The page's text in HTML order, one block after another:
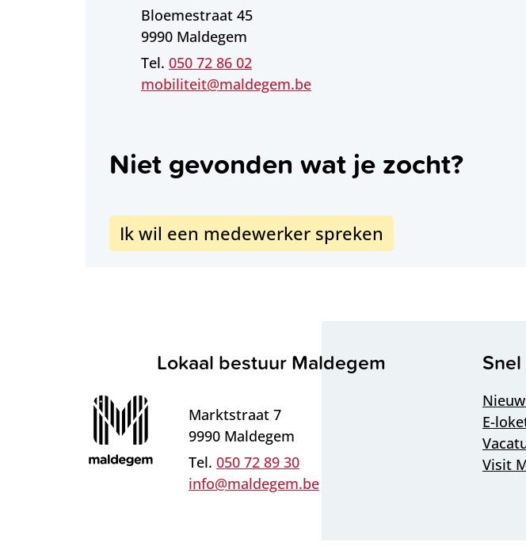
AdresBloemestraat 45
,9990 Maldegem
050 72 86 02
E-mailmobiliteit@maldegem.be
Niet gevonden wat je zocht?
Ik wil een medewerker spreken
Contact & openingsuren
Lokaal bestuur Maldegem
AdresMarktstraat 7
,9990 Maldegem
050 72 89 30
E-mailinfo@maldegem.be
E-
Visit